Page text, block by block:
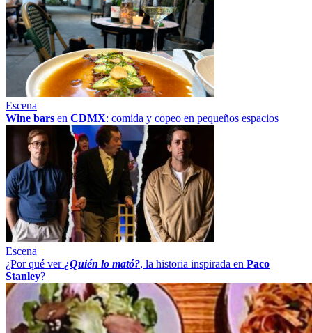
Escena
Wine bars en CDMX: comida y copeo en pequeños espacios
Escena
¿Por qué ver ¿Quién lo mató?, la historia inspirada en Paco
Stanley?